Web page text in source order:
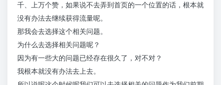
千、上万个赞，如果说不去弄到首页的一个位置的话，根本就
没有办法去继续获得流量呢。
那我会去选择这个相关问题。
为什么去选择相关问题呢？
因为有一些大的问题已经存在很久了，对不对？
我根本就没有办法去上去。